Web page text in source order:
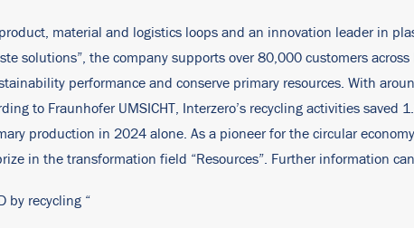
material and logistics loops and an innovation leader in
solutions”, the company supports over 80,000 customers
performance and conserve primary resources. With
to Fraunhofer UMSICHT, Interzero’s recycling activities saved
production in 2024 alone. As a pioneer for the circular
in the transformation field “Resources”. Further information
by recycling “